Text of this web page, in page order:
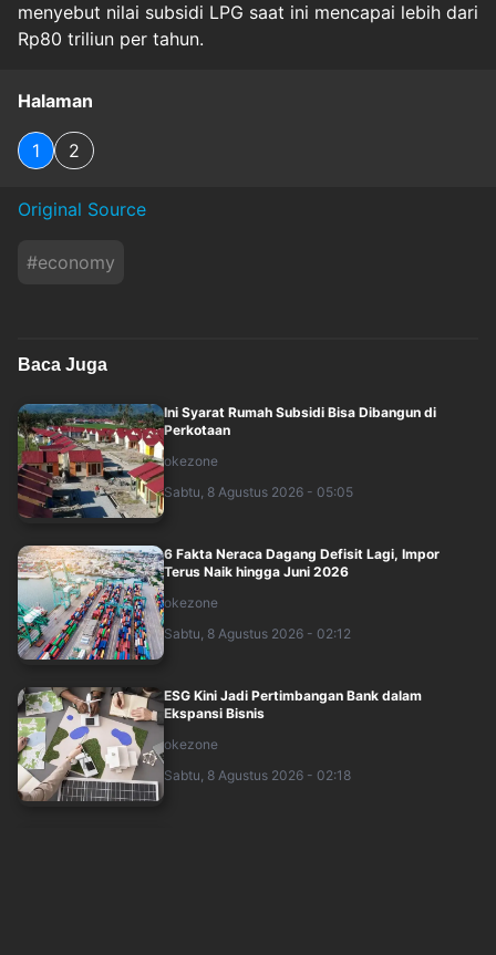
menyebut nilai subsidi LPG saat ini mencapai lebih dari
Rp80 triliun per tahun.
Halaman
1 2
Original Source
#economy
Baca Juga
Ini Syarat Rumah Subsidi Bisa Dibangun di
Perkotaan
okezone
Sabtu, 8 Agustus 2026 - 05:05
6 Fakta Neraca Dagang Defisit Lagi, Impor
Terus Naik hingga Juni 2026
okezone
Sabtu, 8 Agustus 2026 - 02:12
ESG Kini Jadi Pertimbangan Bank dalam
Ekspansi Bisnis
okezone
Sabtu, 8 Agustus 2026 - 02:18